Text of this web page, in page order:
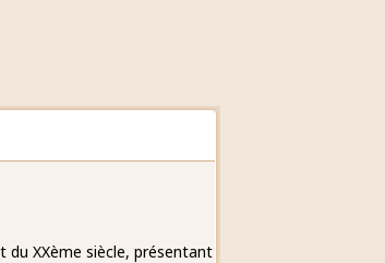
du XXème siècle, présentant